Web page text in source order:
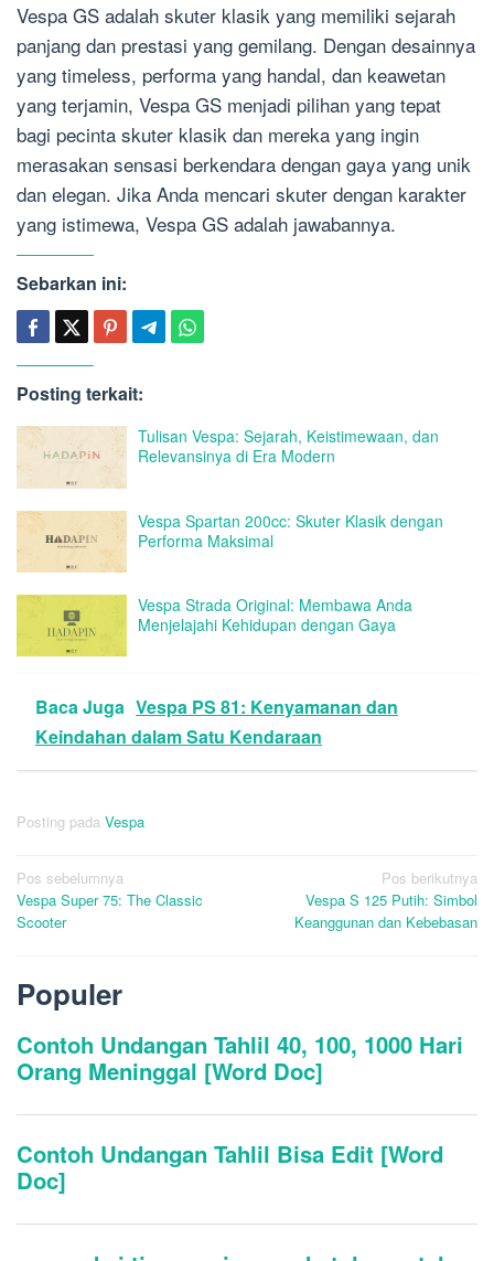
Vespa GS adalah skuter klasik yang memiliki sejarah
panjang dan prestasi yang gemilang. Dengan desainnya
yang timeless, performa yang handal, dan keawetan
yang terjamin, Vespa GS menjadi pilihan yang tepat
bagi pecinta skuter klasik dan mereka yang ingin
merasakan sensasi berkendara dengan gaya yang unik
dan elegan. Jika Anda mencari skuter dengan karakter
yang istimewa, Vespa GS adalah jawabannya.
Sebarkan ini:
Posting terkait:
Tulisan Vespa: Sejarah, Keistimewaan, dan
Relevansinya di Era Modern
Vespa Spartan 200cc: Skuter Klasik dengan
Performa Maksimal
Vespa Strada Original: Membawa Anda
Menjelajahi Kehidupan dengan Gaya
Baca Juga Vespa PS 81: Kenyamanan dan
Keindahan dalam Satu Kendaraan
Posting pada Vespa
Navigasi
pos
Pos sebelumnya
Vespa Super 75: The Classic
Scooter
Pos berikutnya
Vespa S 125 Putih: Simbol
Keanggunan dan Kebebasan
Populer